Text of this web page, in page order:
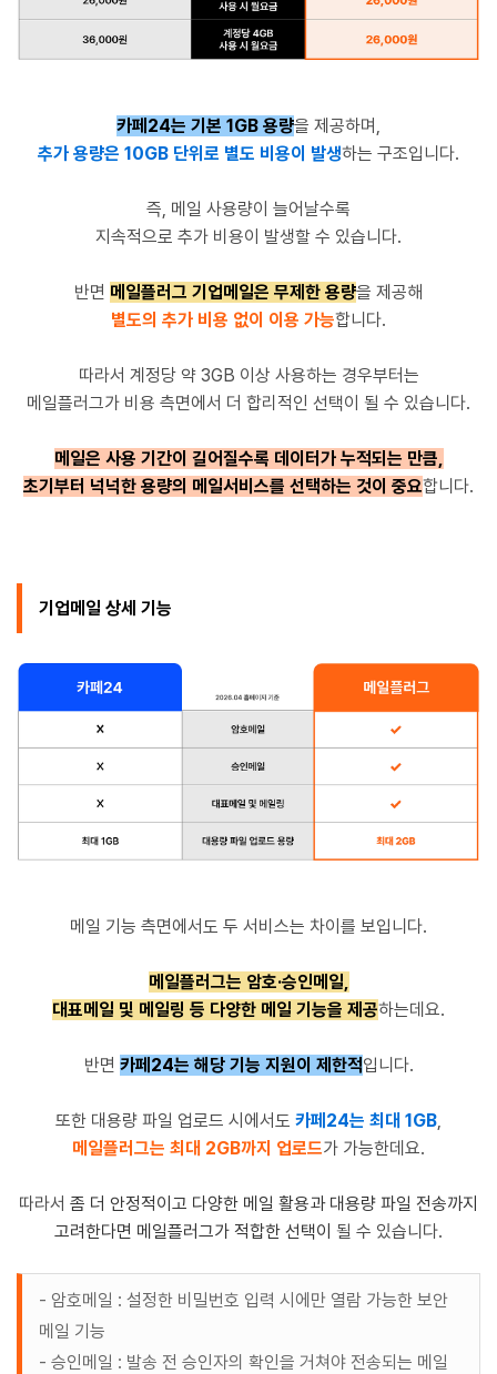
카페24는 기본 1GB 용량을 제공하며,
추가 용량은 10GB 단위로 별도 비용이 발생하는 구조입니다.
즉, 메일 사용량이 늘어날수록
지속적으로 추가 비용이 발생할 수 있습니다.
반면 메일플러그 기업메일은 무제한 용량을 제공해
별도의 추가 비용 없이 이용 가능합니다.
따라서 계정당 약 3GB 이상 사용하는 경우부터는
메일플러그가 비용 측면에서 더 합리적인 선택이 될 수 있습니다.
메일은 사용 기간이 길어질수록 데이터가 누적되는 만큼,
초기부터 넉넉한 용량의 메일서비스를 선택하는 것이 중요합니다.
기업메일 상세 기능
메일 기능 측면에서도 두 서비스는 차이를 보입니다.
메일플러그는 암호·승인메일,
대표메일 및 메일링 등 다양한 메일 기능을 제공하는데요.
반면 카페24는 해당 기능 지원이 제한적입니다.
또한 대용량 파일 업로드 시에서도 카페24는 최대 1GB,
메일플러그는 최대 2GB까지 업로드가 가능한데요.
따라서 좀 더 안정적이고 다양한 메일 활용과 대용량 파일 전송까지
고려한다면 메일플러그가 적합한 선택이 될 수 있습니다.
- 암호메일 : 설정한 비밀번호 입력 시에만 열람 가능한 보안
메일 기능
- 승인메일 : 발송 전 승인자의 확인을 거쳐야 전송되는 메일